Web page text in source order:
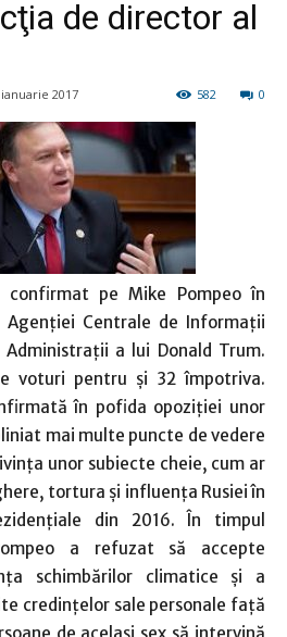
de director al
ianuarie 2017 0
582
confirmat pe Mike Pompeo în
Centrale de Informaţii
a lui Donald Trum.
voturi pentru şi 32 împotriva.
în pofida opoziţiei unor
mai multe puncte de vedere
unor subiecte cheie, cum ar
tortura şi influenţa Rusiei în
din 2016. În timpul
a refuzat să accepte
schimbărilor climatice şi a
credinţelor sale personale faţă